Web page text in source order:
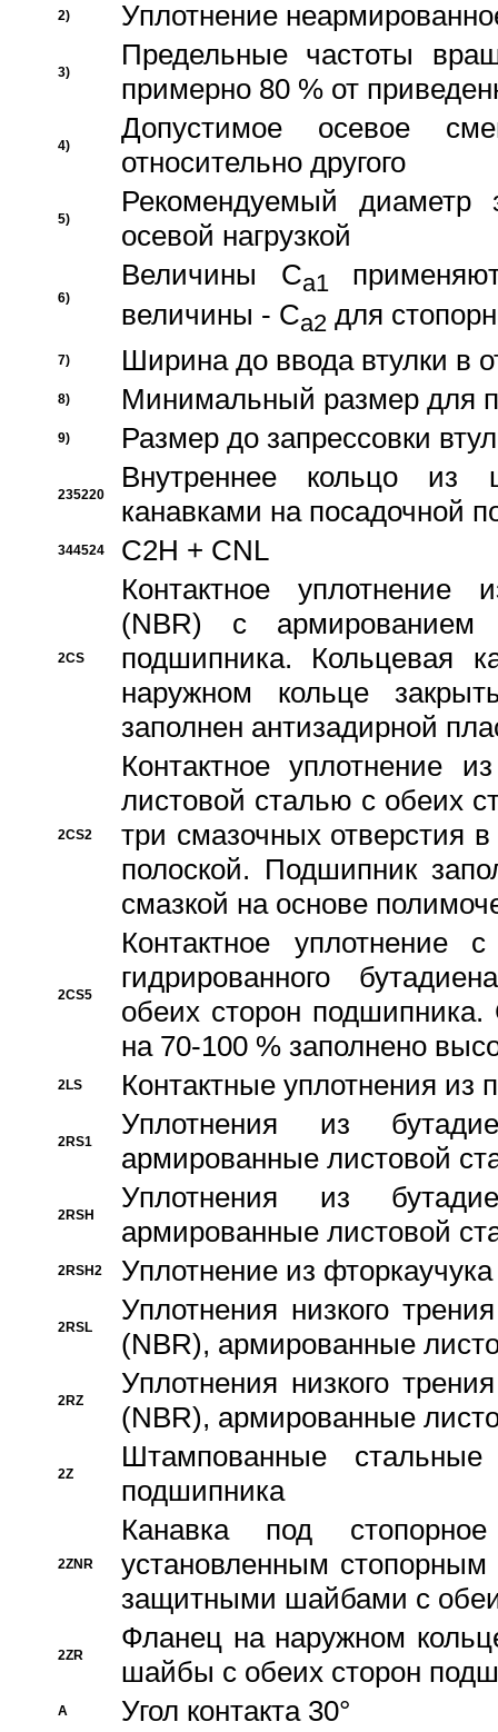
2) Уплотнение
3)
Предельные частоты
примерно 80 % от
4)
Допустимое осевое
относительно другого
5)
Рекомендуемый диаметр
осевой нагрузкой
6)
Величины Ca1
величины - Ca2 для
7) Ширина до ввода втулки в
8) Минимальный размер для
9) Размер до запрессовки
235220
Внутреннее кольцо из
канавками на посадочной
344524 C2H + CNL
2CS
Контактное уплотнение
(NBR) с
подшипника. Кольцевая
наружном кольце
заполнен антизадирной
2CS2
Контактное уплотнение
листовой сталью с обеих
три смазочных отверстия
полоской. Подшипник
смазкой на основе
2CS5
Контактное уплотнение
гидрированного
обеих сторон
на 70-100 % заполнено
2LS Контактные уплотнения из
2RS1
Уплотнения из
армированные листовой
2RSH
Уплотнения из
армированные листовой
2RSH2 Уплотнение из
2RSL
Уплотнения низкого
(NBR), армированные
2RZ
Уплотнения низкого
(NBR), армированные
2Z
Штампованные
подшипника
2ZNR
Канавка под
установленным
защитными шайбами с
2ZR
Фланец на наружном
шайбы с обеих сторон
A
Угол контакта 30°